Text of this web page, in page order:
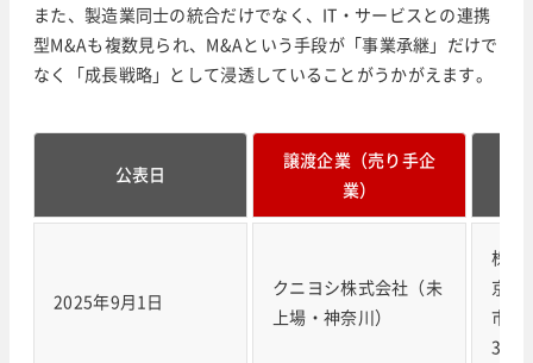
また、製造業同士の統合だけでなく、IT・サービスとの連携
型M&Aも複数見られ、M&Aという手段が「事業承継」だけで
なく「成長戦略」として浸透していることがうかがえます。
公表日
譲渡企業（売り手企
業）
2025年9月1日
クニヨシ株式会社（未
上場・神奈川）
株式
京証
市場